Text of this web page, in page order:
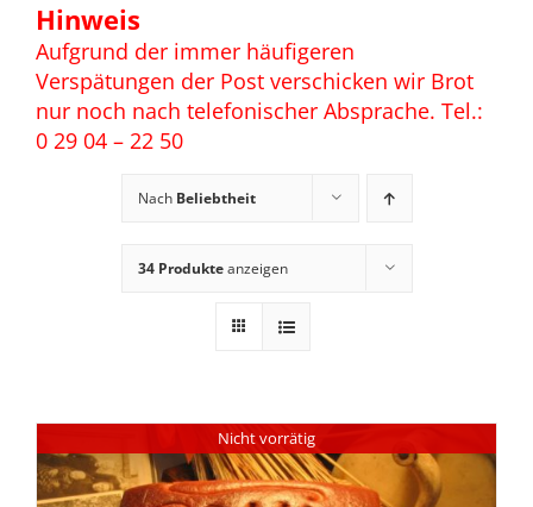
Hinweis
Aufgrund der immer häufigeren
Verspätungen der Post verschicken wir Brot
nur noch nach telefonischer Absprache. Tel.:
0 29 04 – 22 50
Nach Beliebtheit
34 Produkteanzeigen
Nicht vorrätig